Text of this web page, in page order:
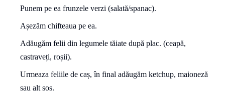
Punem pe ea frunzele verzi (salată/spanac).
Așezăm chifteaua pe ea.
Adăugăm felii din legumele tăiate după plac. (ceapă,
castraveți, roșii).
Urmeaza feliile de caș, în final adăugăm ketchup, maioneză
sau alt sos.